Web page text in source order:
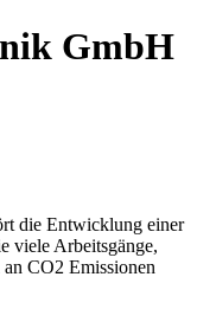
GmbH
die Entwicklung einer
viele Arbeitsgänge,
CO2 Emissionen